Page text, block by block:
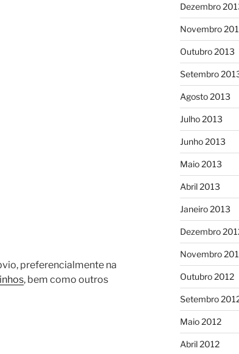
preferencialmente na
, bem como outros
Dezembro
Novembro
Outubro 2013
Setembro
Agosto 2013
Julho 2013
Junho 2013
Maio 2013
Abril 2013
Janeiro 2013
Dezembro
Novembro
Outubro 2012
Setembro
Maio 2012
Abril 2012